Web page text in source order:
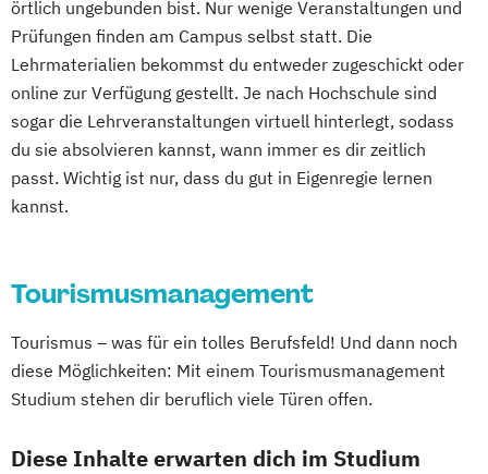
örtlich ungebunden bist. Nur wenige Veranstaltungen und
Prüfungen finden am Campus selbst statt. Die
Lehrmaterialien bekommst du entweder zugeschickt oder
online zur Verfügung gestellt. Je nach Hochschule sind
sogar die Lehrveranstaltungen virtuell hinterlegt, sodass
du sie absolvieren kannst, wann immer es dir zeitlich
passt. Wichtig ist nur, dass du gut in Eigenregie lernen
kannst.
Tourismusmanagement
Tourismus – was für ein tolles Berufsfeld! Und dann noch
diese Möglichkeiten: Mit einem Tourismusmanagement
Studium stehen dir beruflich viele Türen offen.
Diese Inhalte erwarten dich im Studium